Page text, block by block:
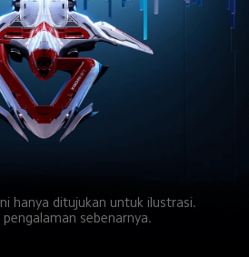
hanya ditujukan untuk ilustrasi.
sebenarnya.